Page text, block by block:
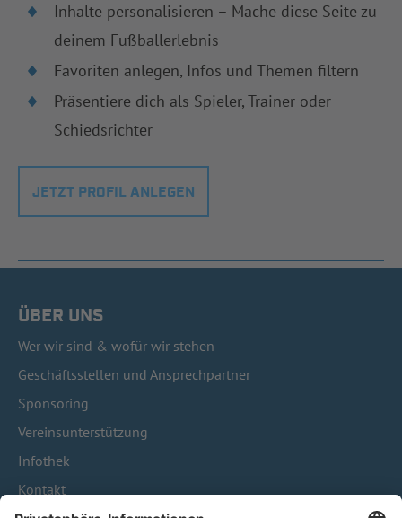
Inhalte personalisieren – Mache diese Seite zu
deinem Fußballerlebnis
Favoriten anlegen, Infos und Themen filtern
Präsentiere dich als Spieler, Trainer oder
Schiedsrichter
JETZT PROFIL ANLEGEN
ÜBER UNS
Wer wir sind & wofür wir stehen
Geschäftsstellen und Ansprechpartner
Sponsoring
Vereinsunterstützung
Infothek
Kontakt